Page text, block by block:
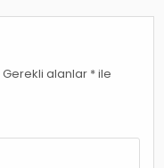
Gerekli alanlar *ile